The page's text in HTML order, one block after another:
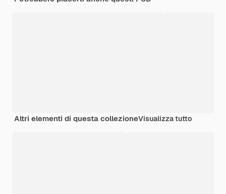
Altri elementi di questa collezioneVisualizza tutto